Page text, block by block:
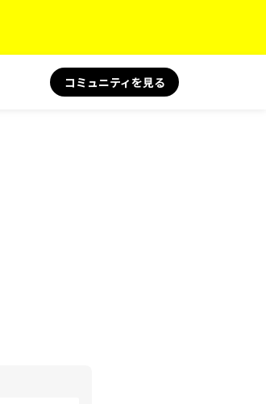
コミュニティを見る